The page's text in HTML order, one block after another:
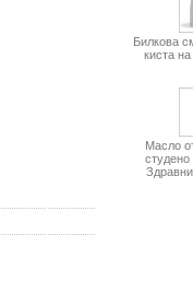
Билкова
киста
Масло
студено